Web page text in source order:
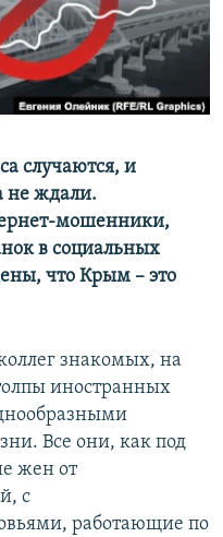
случаются, и
не ждали.
мошенники,
в социальных
что Крым – это
знакомых, на
иностранных
Все они, как под
жен от
с
работающие по